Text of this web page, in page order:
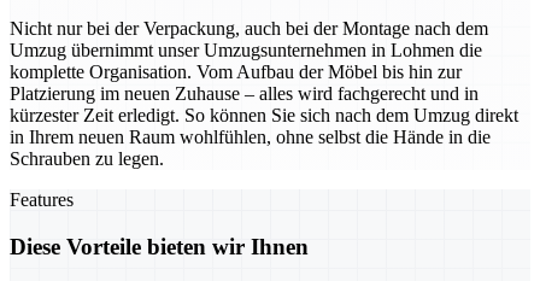
Nicht nur bei der Verpackung, auch bei der Montage nach dem
Umzug übernimmt unser Umzugsunternehmen in Lohmen die
komplette Organisation. Vom Aufbau der Möbel bis hin zur
Platzierung im neuen Zuhause – alles wird fachgerecht und in
kürzester Zeit erledigt. So können Sie sich nach dem Umzug direkt
in Ihrem neuen Raum wohlfühlen, ohne selbst die Hände in die
Schrauben zu legen.
Features
Diese Vorteile bieten wir Ihnen